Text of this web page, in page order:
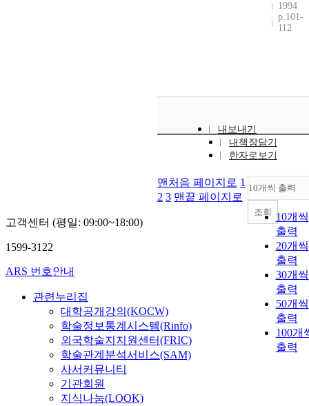
1994
p.101-
112
내보내기
내책장담기
한자로보기
10개씩 출력
10개씩
출력
20개씩
출력
30개씩
출력
50개씩
출력
100개
출력
조회
맨처음 페이지로 1
2 3 맨끝 페이지로
고객센터 (평일: 09:00~18:00)
1599-3122
ARS 번호안내
관련누리집
대학공개강의(KOCW)
학술정보통계시스템(Rinfo)
외국학술지지원센터(FRIC)
학술관계분석서비스(SAM)
사서커뮤니티
기관회원
지식나눔(LOOK)